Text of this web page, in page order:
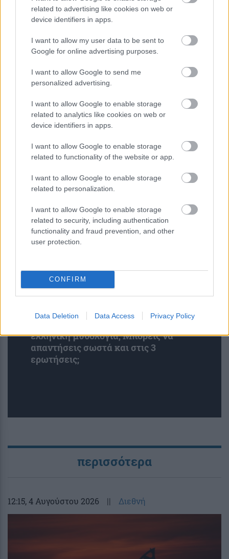
related to advertising like cookies on web or
device identifiers in apps.
I want to allow my user data to be sent to
Google for online advertising purposes.
I want to allow Google to send me
personalized advertising.
I want to allow Google to enable storage
related to analytics like cookies on web or
device identifiers in apps.
I want to allow Google to enable storage
related to functionality of the website or app.
I want to allow Google to enable storage
related to personalization.
I want to allow Google to enable storage
related to security, including authentication
functionality and fraud prevention, and other
user protection.
CONFIRM
Data Deletion Data Access Privacy Policy
υλικό – Συνήθως το πετάμε
Επίθεση στην αλυσίδα εφοδιασμού
του npm: Παραβιάστηκε το δημοφιλές
πακέτο Keyv με 127 εκατ.
ελληνική μυθολογία; Μπορείς να
απαντήσεις σωστά και στις 3
ερωτήσεις;
περισσότερα
12:15, 4 Αυγούστου 2026 || Διεθνή